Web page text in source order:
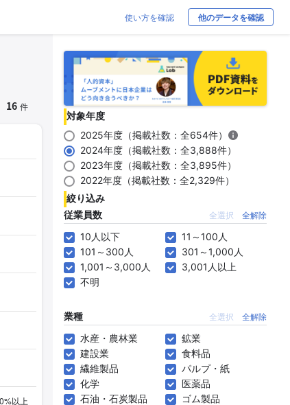
使い方を確認 他のデータを確認
16 件
対象年度
2025年度（掲載社数：全654件）
2024年度（掲載社数：全3,888件）
2023年度（掲載社数：全3,895件）
2022年度（掲載社数：全2,329件）
絞り込み
従業員数
全選択 全解除
10人以下
11～100人
101～300人
301～1,000人
1,001～3,000人
3,001人以上
不明
業種 全選択 全解除
水産・農林業
鉱業
建設業
食料品
繊維製品
パルプ・紙
化学
医薬品
石油・石炭製品
ゴム製品